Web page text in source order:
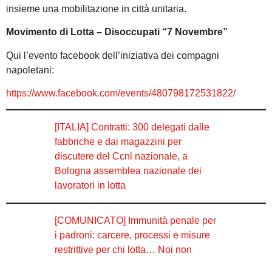
insieme una mobilitazione in città unitaria.
Movimento di Lotta – Disoccupati “7 Novembre”
Qui l’evento facebook dell’iniziativa dei compagni
napoletani:
https://www.facebook.com/events/480798172531822/
[ITALIA] Contratti: 300 delegati dalle
fabbriche e dai magazzini per
discutere del Ccnl nazionale, a
Bologna assemblea nazionale dei
lavoratori in lotta
[COMUNICATO] Immunità penale per
i padroni: carcere, processi e misure
restrittive per chi lotta… Noi non